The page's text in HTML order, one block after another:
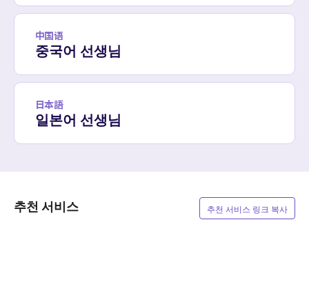
中国语
중국어 선생님
日本語
일본어 선생님
추천 서비스 추천 서비스 링크 복사